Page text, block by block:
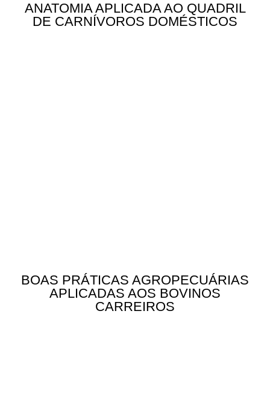
ANATOMIA APLICADA AO QUADRIL
DE CARNÍVOROS DOMÉSTICOS
BOAS PRÁTICAS AGROPECUÁRIAS
APLICADAS AOS BOVINOS
CARREIROS